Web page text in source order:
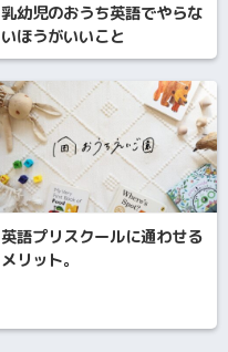
乳幼児のおうち英語でやらな
いほうがいいこと
英語プリスクールに通わせる
メリット。